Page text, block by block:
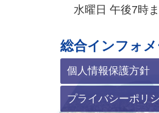
水曜日 午後7時
総合インフォ
個人情報保護方針
プライバシーポリ